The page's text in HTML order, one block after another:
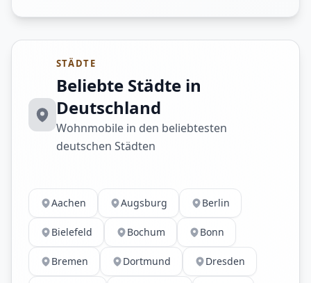
STÄDTE
Beliebte Städte in
Deutschland
Wohnmobile in den beliebtesten
deutschen Städten
Aachen Augsburg Berlin
Bielefeld Bochum Bonn
Bremen Dortmund Dresden